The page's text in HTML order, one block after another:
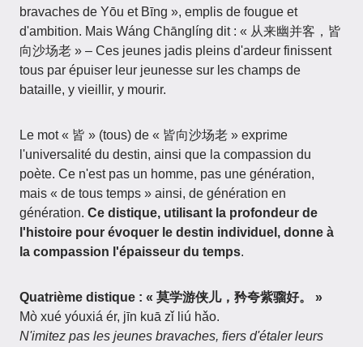
bravaches de Yōu et Bīng », emplis de fougue et
d'ambition. Mais Wáng Chānglíng dit : « 从来幽并客，皆
向沙场老 » – Ces jeunes jadis pleins d'ardeur finissent
tous par épuiser leur jeunesse sur les champs de
bataille, y vieillir, y mourir.
Le mot « 皆 » (tous) de « 皆向沙场老 » exprime
l'universalité du destin, ainsi que la compassion du
poète. Ce n'est pas un homme, pas une génération,
mais « de tous temps » ainsi, de génération en
génération. Ce distique, utilisant la profondeur de
l'histoire pour évoquer le destin individuel, donne à
la compassion l'épaisseur du temps.
Quatrième distique : « 莫学游侠儿，矜夸紫骝好。 »
Mò xué yóuxiá ér, jīn kuā zǐ liú hǎo.
N'imitez pas les jeunes bravaches, fiers d'étaler leurs